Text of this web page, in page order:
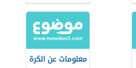
الشمسية
معلومات عن الكرة